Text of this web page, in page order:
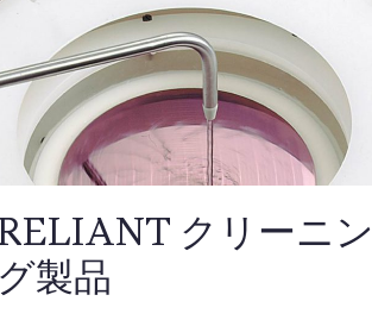
クリーニン
グ製品